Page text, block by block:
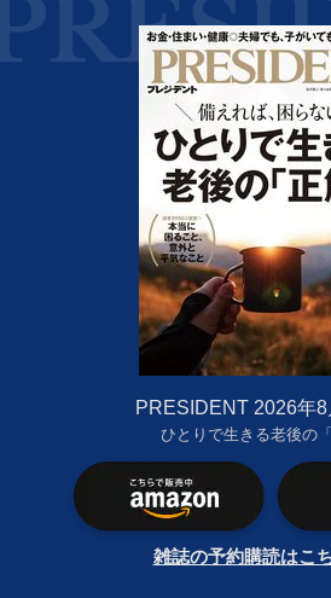
PRESIDENT 2026年
ひとりで生きる老後の「
雑誌の予約購読はこ